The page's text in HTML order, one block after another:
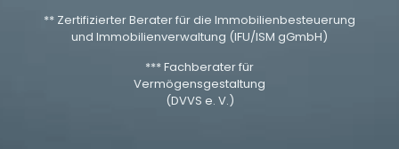
** Zertifizierter Berater für die Immobilienbesteuerung
und Immobilienverwaltung (IFU/ISM gGmbH)
*** Fachberater für
Vermögensgestaltung
(DVVS e. V.)